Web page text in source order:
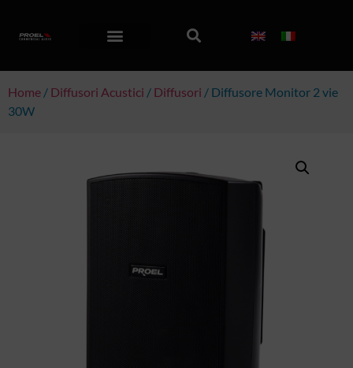
Home / Diffusori Acustici / Diffusori / Diffusore Monitor 2 vie
30W